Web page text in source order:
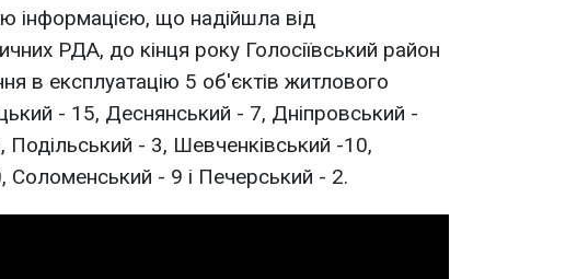
інформацією, що надійшла від
РДА, до кінця року Голосіївський район
в експлуатацію 5 об'єктів житлового
- 15, Деснянський - 7, Дніпровський -
- 3, Шевченківський -10,
Соломенський - 9 і Печерський - 2.